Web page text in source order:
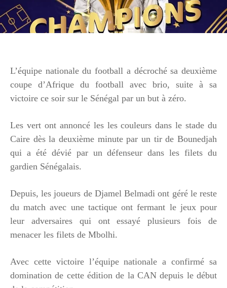
L’équipe nationale du football a décroché sa deuxième
coupe d’Afrique du football avec brio, suite à sa
victoire ce soir sur le Sénégal par un but à zéro.
Les vert ont annoncé les les couleurs dans le stade du
Caire dès la deuxième minute par un tir de Bounedjah
qui a été dévié par un défenseur dans les filets du
gardien Sénégalais.
Depuis, les joueurs de Djamel Belmadi ont géré le reste
du match avec une tactique ont fermant le jeux pour
leur adversaires qui ont essayé plusieurs fois de
menacer les filets de Mbolhi.
Avec cette victoire l’équipe nationale a confirmé sa
domination de cette édition de la CAN depuis le début